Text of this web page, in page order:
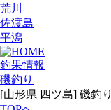
荒川
佐渡島
平潟
釣果情報
磯釣り
[山形県 四ツ島] 磯釣り